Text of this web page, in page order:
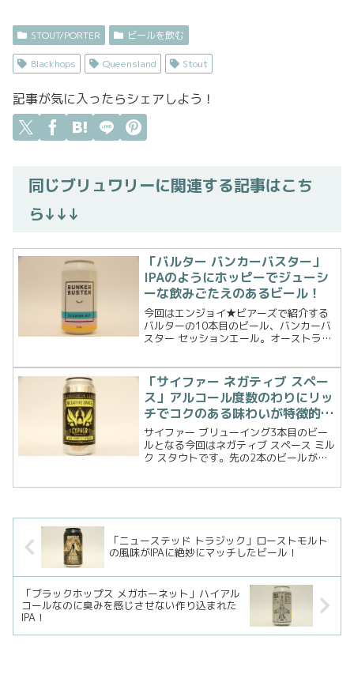
STOUT/PORTER ビールを飲む
Blackhops Queensland Stout
記事が気に入ったらシェアしよう！
同じブリュワリーに関連する記事はこち
ら↓↓↓
「バルター バンカーバスター」
IPAのようにホッピーでジューシ
ーな飲みごたえのあるビール！
今回はエンジョイ★ビアーズで紹介する
バルターの10本目のビール、バンカーバ
スター セッションエール。オーストラリ
ンキングに名を連ねるサーファーズ・パ
ラダイスビーチ。そのサーファーズより
程近いカランビンにブ...
「サイファー ネガティブ スペー
ス」アルコール度数のわりにリッ
チでコクのある味わいが特徴的な
ビール！
サイファー ブリューイング3本目のビー
ルとなる今回はネガティブ スペース ミル
ク スタウトです。先の2本のビールがそ
「ニューステッド トラジック」ローストモルト
の風味がIPAに絶妙にマッチしたビール！
「ブラックホップス メガホーネット」ハイアル
コールなのに臭みを感じさせない作り込まれた
IPA！